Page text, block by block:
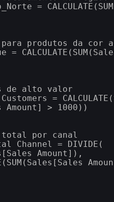
=
produtos da cor
=
de alto valor
=
Amount] > 1000))
por canal
= DIVIDE(
Amount]),